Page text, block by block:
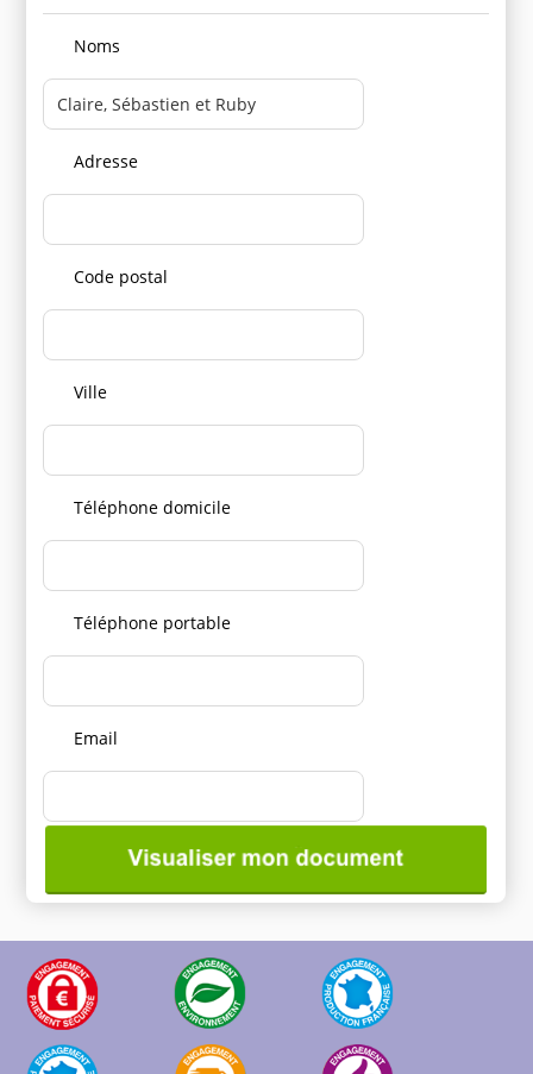
Noms
Adresse
Code postal
Ville
Téléphone domicile
Téléphone portable
Email